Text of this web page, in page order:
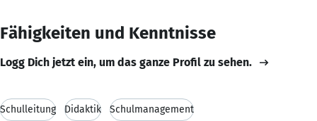
Fähigkeiten und Kenntnisse
Logg Dich jetzt ein, um das ganze Profil zu sehen.
Schulleitung Didaktik Schulmanagement